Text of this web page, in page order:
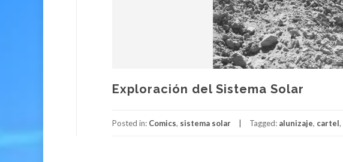
Exploración del Sistema Solar
Posted in: Comics, sistema solar Tagged: alunizaje, cartel,